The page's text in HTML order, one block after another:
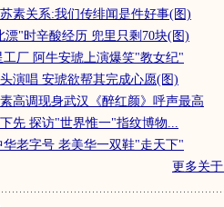
素关系:我们传绯闻是件好事(图)
漂"时辛酸经历 兜里只剩70块(图)
工厂 阿牛安琥上演爆笑"教女纪"
演唱 安琥欲帮其完成心愿(图)
高调现身武汉《醉红颜》呼声最高
先 探访"世界惟一"指纹博物...
华老字号 老美华一双鞋"走天下"
更多关于